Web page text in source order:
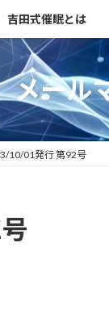
吉田式催眠とは
メール
10/01発行 第92号